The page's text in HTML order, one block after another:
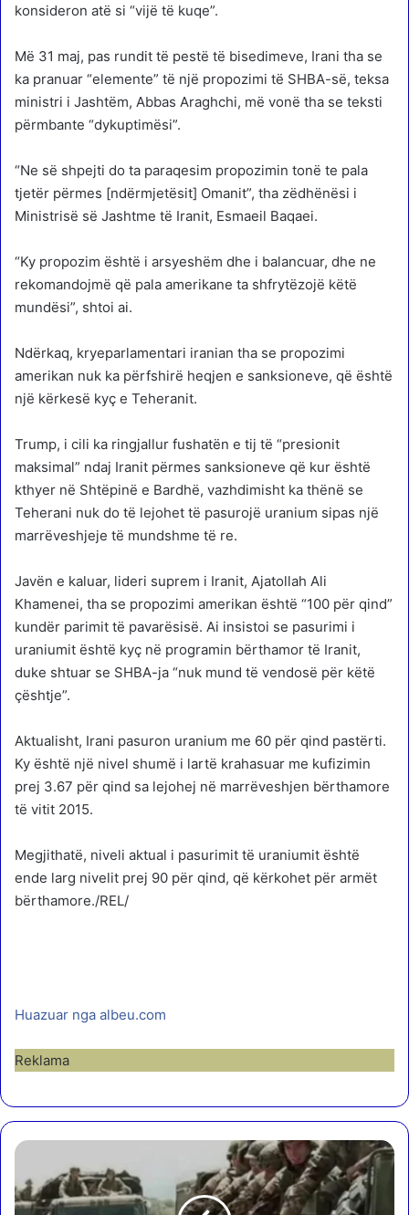
konsideron atë si “vijë të kuqe”.
Më 31 maj, pas rundit të pestë të bisedimeve, Irani tha se
ka pranuar “elemente” të një propozimi të SHBA-së, teksa
ministri i Jashtëm, Abbas Araghchi, më vonë tha se teksti
përmbante “dykuptimësi”.
“Ne së shpejti do ta paraqesim propozimin tonë te pala
tjetër përmes [ndërmjetësit] Omanit”, tha zëdhënësi i
Ministrisë së Jashtme të Iranit, Esmaeil Baqaei.
“Ky propozim është i arsyeshëm dhe i balancuar, dhe ne
rekomandojmë që pala amerikane ta shfrytëzojë këtë
mundësi”, shtoi ai.
Ndërkaq, kryeparlamentari iranian tha se propozimi
amerikan nuk ka përfshirë heqjen e sanksioneve, që është
një kërkesë kyç e Teheranit.
Trump, i cili ka ringjallur fushatën e tij të “presionit
maksimal” ndaj Iranit përmes sanksioneve që kur është
kthyer në Shtëpinë e Bardhë, vazhdimisht ka thënë se
Teherani nuk do të lejohet të pasurojë uranium sipas një
marrëveshjeje të mundshme të re.
Javën e kaluar, lideri suprem i Iranit, Ajatollah Ali
Khamenei, tha se propozimi amerikan është “100 për qind”
kundër parimit të pavarësisë. Ai insistoi se pasurimi i
uraniumit është kyç në programin bërthamor të Iranit,
duke shtuar se SHBA-ja “nuk mund të vendosë për këtë
çështje”.
Aktualisht, Irani pasuron uranium me 60 për qind pastërti.
Ky është një nivel shumë i lartë krahasuar me kufizimin
prej 3.67 për qind sa lejohej në marrëveshjen bërthamore
të vitit 2015.
Megjithatë, niveli aktual i pasurimit të uraniumit është
ende larg nivelit prej 90 për qind, që kërkohet për armët
bërthamore./REL/
Huazuar nga albeu.com
Reklama
K
s
o